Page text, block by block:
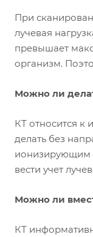
При
лучевая
превышает
организм.
Можно ли
КТ относится к
делать без
ионизирующим
вести учет
Можно ли
КТ